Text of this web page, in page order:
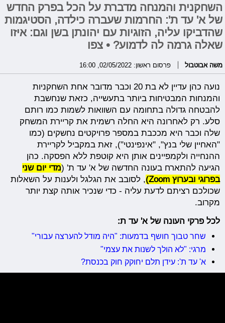
השחקנית והמנחה מדברת על הכל בפרק החדש
של א' עד ת': החרמות שעברה כילדה, הסטיגמות
שהדביקו עליה, הזוגיות עם יהונתן בשן וגם: איזו
שאלה גרמה לה לדמוע? • צפו
משה אבוטבול פרסום ראשון: 02/05/2022, 16:00
נועה כהן עדיין לא בת 20 וכבר מדובר אחת השחקניות
והמנחות המבטיחות ביותר בתעשייה, כזאת שנחשבת
להבטחה גדולה בתחומה עם השוואות לשמות כמו רותם
סלע. רק לאחרונה היא החלה רשמית את קריירת המשחק
שלה וכבר היא מככבת במספר פרויקטים נחשקים (כמו
"האחיין שלי בנץ", "אינפינטי"), זאת במקביל לקריירת
ההנחייה ולקמפיינים אותן היא קוטפת ללא הפסקה. כהן
הגיעה להתארח בעונה החדשה של א' עד ת' (מדי יום שני
בפרוגי ובערוץ Zoom)
, לסובב את הגלגל ולענות על השאלות
שכולכם רציתם לדעת עליה - כדי שנכיר אותה קצת יותר
מקרוב.
לכל פרקי העונה של א' עד ת:
שחר טבוך חושף בדמעות: "היה מודל להערצה עבורי"
מרגי: "לא הולך לשנות את עצמי"
א' עד ת': עידן תלם יחוקק חוק בכנסת?